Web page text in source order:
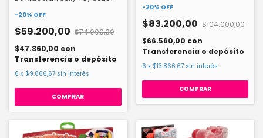
-20% OFF
$59.200,00 $74.000,00
$47.360,00 con
Transferencia o depósito
6 x $9.866,67 sin interés
-20% OFF
$83.200,00 $104.000,00
$66.560,00 con
Transferencia o depósito
6 x $13.866,67 sin interés